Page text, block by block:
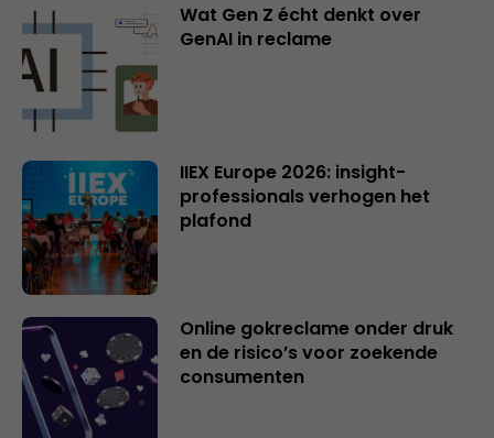
Wat Gen Z écht denkt over
GenAI in reclame
IIEX Europe 2026: insight-
professionals verhogen het
plafond
Online gokreclame onder druk
en de risico’s voor zoekende
consumenten